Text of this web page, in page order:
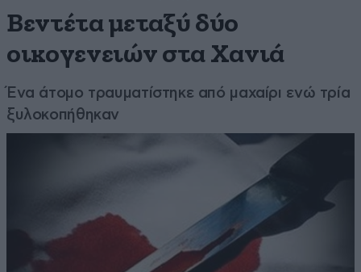
Βεντέτα μεταξύ δύο
οικογενειών στα Χανιά
Ένα άτομο τραυματίστηκε από μαχαίρι ενώ τρία
ξυλοκοπήθηκαν